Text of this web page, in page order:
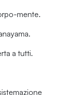
mente.
a tutti.